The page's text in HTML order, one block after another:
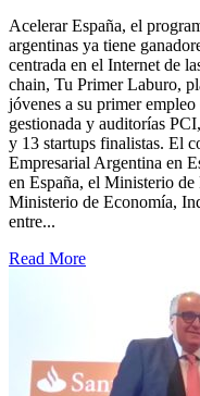
Acelerar España, el
argentinas ya tiene
centrada en el Internet de
chain, Tu Primer Laburo,
jóvenes a su primer
gestionada y auditorías
y 13 startups finalistas. El
Empresarial Argentina en
en España, el Ministerio
Ministerio de Economía,
entre...
Read More